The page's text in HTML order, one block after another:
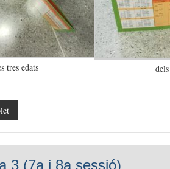
tres edats
3 (7a i 8a sessió)